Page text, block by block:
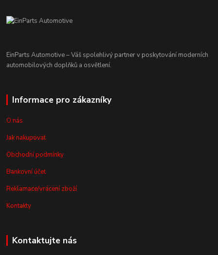
EinParts Automotive – Váš spolehlivý partner v poskytování moderních
automobilových doplňků a osvětlení.
Informace pro zákazníky
O nás
Jak nakupovat
Obchodní podmínky
Bankovní účet
Reklamace/vrácení zboží
Kontakty
Kontaktujte nás